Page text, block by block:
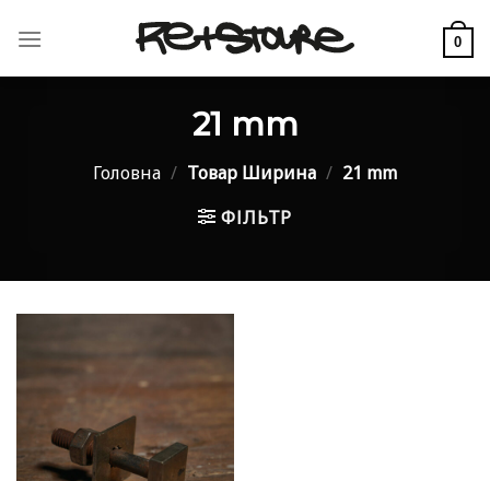
0
21 mm
Головна / Товар Ширина / 21 mm
ФІЛЬТР